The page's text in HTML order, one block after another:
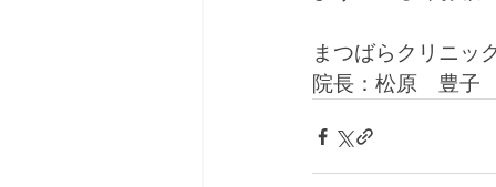
まつばらクリニッ
院長：松原　豊子